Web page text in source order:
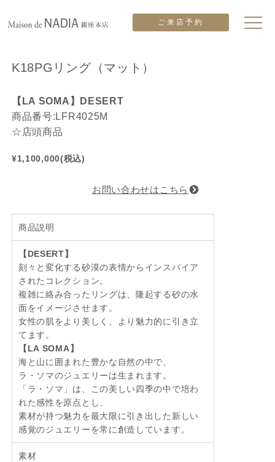
ご来店予約
K18PGリング（マット）
【LA SOMA】DESERT
商品番号:LFR4025M
☆店頭商品
¥1,100,000(税込)
お問い合わせはこちら
商品説明
【DESERT】
刻々と変化する砂漠の表情からインスパイア
されたコレクション。
複雑に絡み合ったリングは、隆起する砂の水
面をイメージさせます。
女性の肌をより美しく、より魅力的に引き立
てます。
【LA SOMA】
海と山に囲まれた豊かな自然の中で、
ラ・ソマのジュエリーは生まれます。
「ラ・ソマ」は、この美しい四季の中で培わ
れた感性を原点とし、
素材が持つ魅力を最大限に引き出した新しい
感覚のジュエリーを常に創造しています。
素材